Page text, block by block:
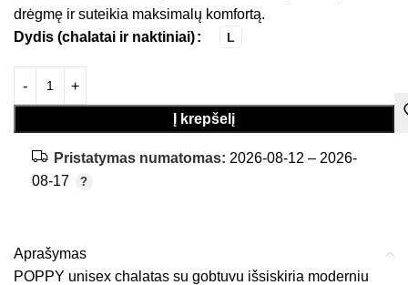
drėgmę ir suteikia maksimalų komfortą.
Dydis (chalatai ir naktiniai)
L
Į krepšelį
Pristatymas numatomas: 2026-08-12 – 2026-
08-17
Aprašymas
POPPY unisex chalatas su gobtuvu išsiskiria moderniu